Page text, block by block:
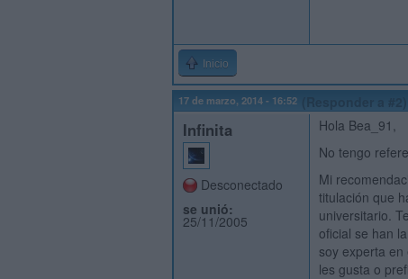
Inicio
17 de marzo, 2014 - 16:52
Infinita
Desconectado
se unió:
25/11/2005
Hola Bea_91,
No tengo
Mi
titulación que
universitario.
oficial se han
soy experta
les gusta o